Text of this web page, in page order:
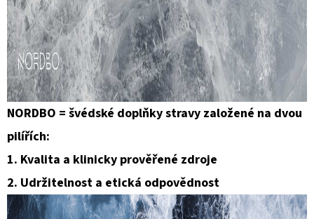
NORDBO = švédské doplňky stravy založené na dvou
pilířích:
1. Kvalita a klinicky prověřené zdroje
2. Udržitelnost a etická odpovědnost